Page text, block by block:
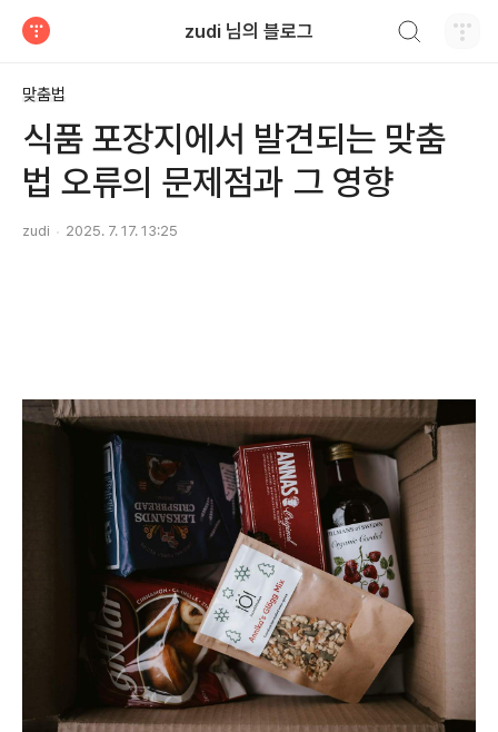
zudi 님의 블로그
맞춤법
식품 포장지에서 발견되는 맞춤
법 오류의 문제점과 그 영향
zudi 2025. 7. 17. 13:25